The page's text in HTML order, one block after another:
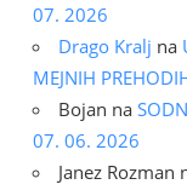
07. 2026
Drago Kralj na
MEJNIH
Bojan na
07. 06. 2026
Janez Rozman